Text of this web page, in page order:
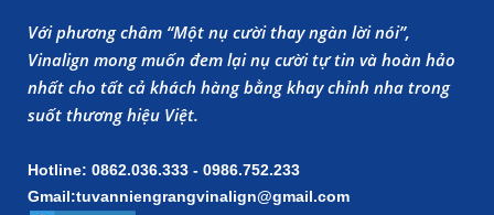
Với phương châm “Một nụ cười thay ngàn lời nói”,
Vinalign mong muốn đem lại nụ cười tự tin và hoàn hảo
nhất cho tất cả khách hàng bằng khay chỉnh nha trong
suốt thương hiệu Việt.
Hotline: 0862.036.333 - 0986.752.233
Gmail:tuvanniengrangvinalign@gmail.com